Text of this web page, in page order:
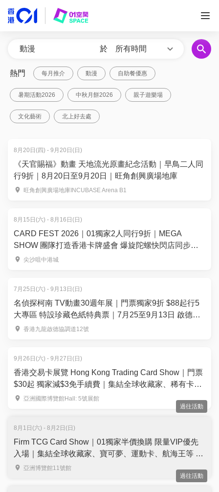
於 所有時間
熱門 每月推介 動漫 自助餐優惠
暑期活動2026 中秋月餅2026 親子遊樂場
文化藝術 北上好去處
8月20日(四) - 9月20日(日)
《天官賜福》動畫 天地流光原畫紀念活動｜早鳥二人同
行9折｜8月20日至9月20日｜旺角創興廣場地庫
旺角創興廣場地庫INCUBASE Arena B1
8月15日(六) - 8月16日(日)
CARD FEST 2026｜01獨家2人同行9折｜MEGA
SHOW 團隊打造香港卡牌盛會 爆旋陀螺快閃店同步登
場！8月15-16日登陸尖沙咀中港城
尖沙咀中港城
7月25日(六) - 9月13日(日)
名偵探柯南 TV動畫30週年展｜門票獨家9折 $88起行5
大專區 特設珍藏色紙特典票｜7月25至9月13日 啟德雙
子滙香港九龍啟德協調道12號
9月26日(六) - 9月27日(日)
香港交易卡展覽 Hong Kong Trading Card Show｜門票
$30起 獨家減$3免手續費｜集結全球收藏家、稀有卡
150+攤位— 運動卡、寶可夢、集換式卡牌遊戲、航海王
亞洲國際博覽館Hall: 5號展館
過往活動
8月1日(六) - 8月2日(日)
Firm TCG Card Show｜01獨家半價換購 限量VIP優先
入場｜集結全球收藏家、寶可夢、運動卡、航海王等 ｜
亞洲國際博覽館Hall 11
亞洲博覽館11號館
過往活動